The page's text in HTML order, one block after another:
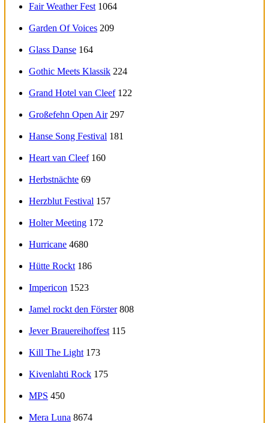
Fair Weather Fest 1064
Garden Of Voices 209
Glass Danse 164
Gothic Meets Klassik 224
Grand Hotel van Cleef 122
Großefehn Open Air 297
Hanse Song Festival 181
Heart van Cleef 160
Herbstnächte 69
Herzblut Festival 157
Holter Meeting 172
Hurricane 4680
Hütte Rockt 186
Impericon 1523
Jamel rockt den Förster 808
Jever Brauereihoffest 115
Kill The Light 173
Kivenlahti Rock 175
MPS 450
Mera Luna 8674